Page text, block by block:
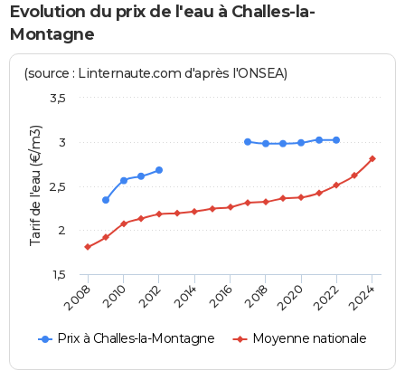
Evolution du prix de l'eau à Challes-la-
Montagne
Tarif de l'eau (€/m3)
(source : Linternaute.com d'après l'ONSEA)
Prix à Challes-la-Montagne Moyenne nationale
2008 2010 2012 2014 2016 2018 2020 2022 2024
1,5
2
2,5
3
3,5